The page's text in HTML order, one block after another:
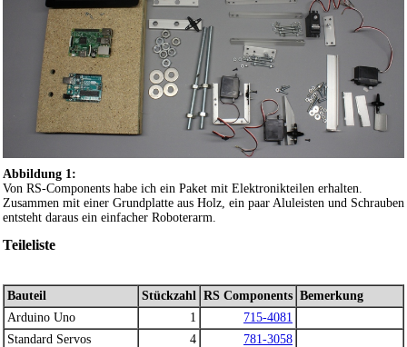
Abbildung 1:
Von RS-Components habe ich ein Paket mit Elektronikteilen erhalten.
Zusammen mit einer Grundplatte aus Holz, ein paar Aluleisten und Schrauben
entsteht daraus ein einfacher Roboterarm.
Teileliste
Bauteil Stückzahl RS Components Bemerkung
Arduino Uno
1
715-4081
Standard Servos
4
781-3058